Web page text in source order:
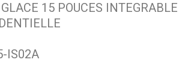
15 POUCES INTEGRABLE
IS02A